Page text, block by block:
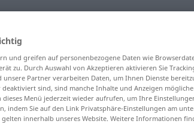
und greifen auf personenbezogene Daten wie
zu. Durch Auswahl von Akzeptieren aktivieren Sie
Partner verarbeiten Daten, um Ihnen Dienste
sind, sind manche Inhalte und Anzeigen
dieses Menü jederzeit wieder aufrufen, um Ihre
indem Sie auf den Link Privatsphäre-Einstellungen am
innerhalb unseres Website. Weitere Informationen